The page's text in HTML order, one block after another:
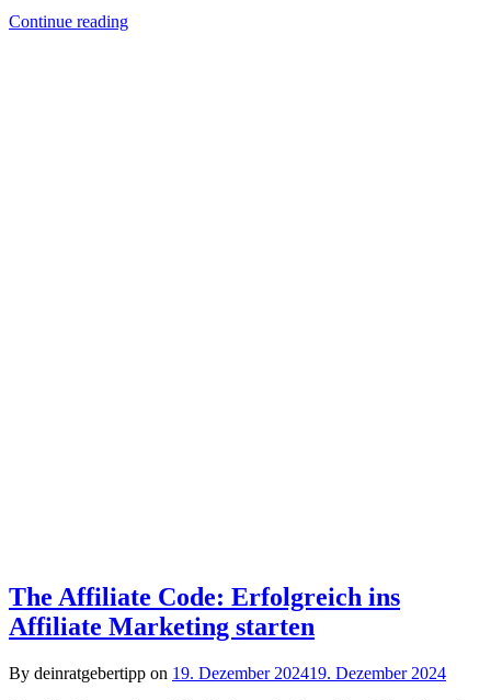
Continue reading
The Affiliate Code: Erfolgreich ins
Affiliate Marketing starten
By deinratgebertipp on 19. Dezember 202419. Dezember 2024